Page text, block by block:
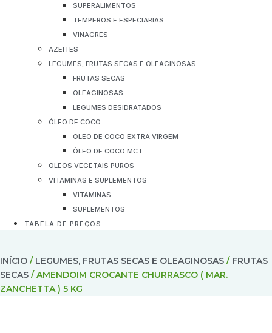
SUPERALIMENTOS
TEMPEROS E ESPECIARIAS
VINAGRES
AZEITES
LEGUMES, FRUTAS SECAS E OLEAGINOSAS
FRUTAS SECAS
OLEAGINOSAS
LEGUMES DESIDRATADOS
ÓLEO DE COCO
ÓLEO DE COCO EXTRA VIRGEM
ÓLEO DE COCO MCT
OLEOS VEGETAIS PUROS
VITAMINAS E SUPLEMENTOS
VITAMINAS
SUPLEMENTOS
TABELA DE PREÇOS
INÍCIO / LEGUMES, FRUTAS SECAS E OLEAGINOSAS / FRUTAS
SECAS / AMENDOIM CROCANTE CHURRASCO ( MAR.
ZANCHETTA ) 5 KG